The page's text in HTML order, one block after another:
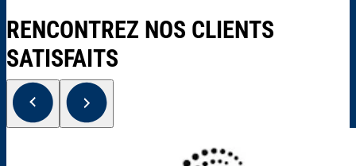
RENCONTREZ NOS CLIENTS
SATISFAITS